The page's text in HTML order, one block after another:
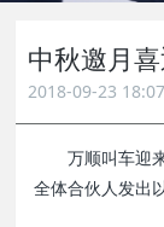
中秋邀月喜
2018-09-23
万顺叫车迎
全体合伙人发出